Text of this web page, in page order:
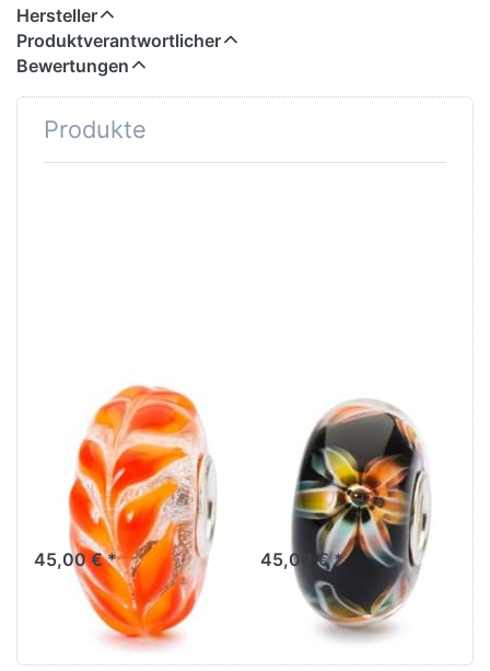
Hersteller
Produktverantwortlicher
Bewertungen
Produkte
TROLLBEADS
Goldenes
Herbstlaub
TGLBE-10450
Lass die grünen Tulpen
Botschaft von Optimismus
und Erneuerung kund tun.
45,00 € *
TROLLBEADS
Blume des
Selbstvertrauens
TGLBE-10451
Lass dir von niemandem
dein Strahlen stehlen..
45,00 € *